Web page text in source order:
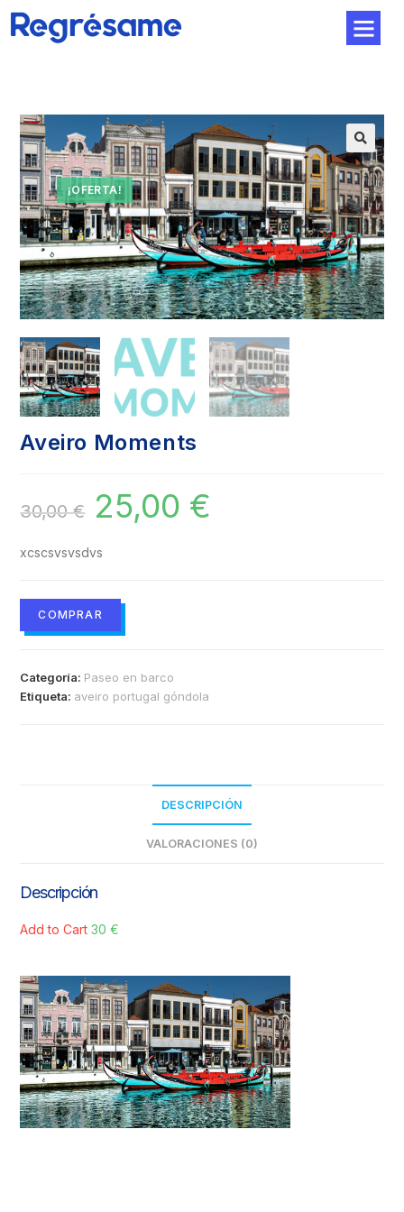
¡OFERTA!
Aveiro Moments
30,00€ 25,00 €
xcscsvsvsdvs
COMPRAR
Categoría: Paseo en barco
Etiqueta: aveiro portugal góndola
DESCRIPCIÓN
VALORACIONES (0)
Descripción
Add to Cart 30 €